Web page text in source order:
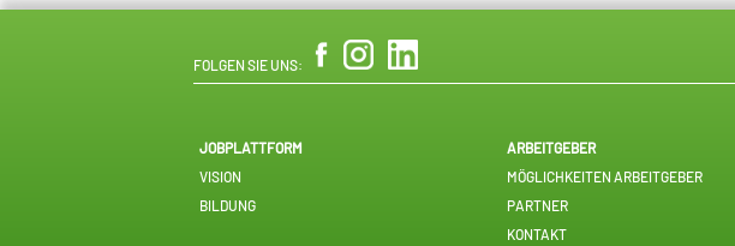
FOLGEN SIE UNS:
JOBPLATTFORM
VISION
BILDUNG
ARBEITGEBER
MÖGLICHKEITEN ARBEITGEBER
PARTNER
KONTAKT